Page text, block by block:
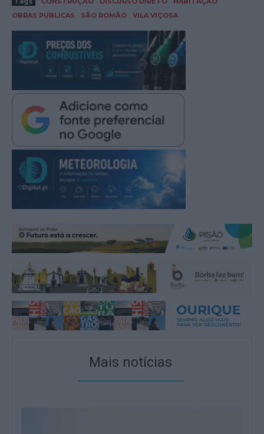
OBRAS PUBLICAS
SÃO ROMÃO VILA VIÇOSA
Mais notícias